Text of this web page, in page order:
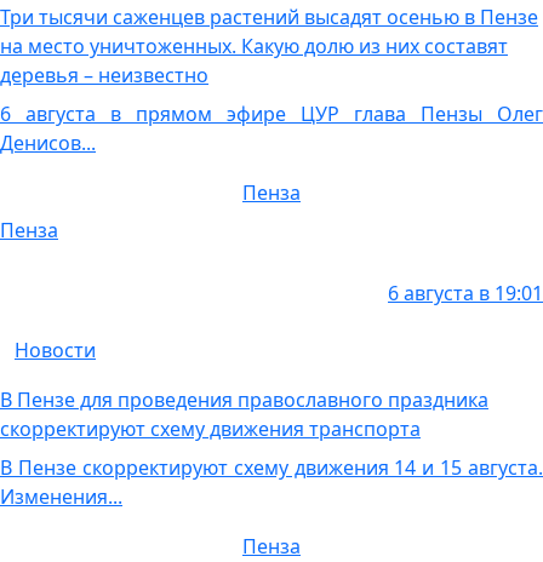
Три тысячи саженцев растений высадят осенью в Пензе
на место уничтоженных. Какую долю из них составят
деревья – неизвестно
6 августа в прямом эфире ЦУР глава Пензы Олег
Денисов...
Пенза
Пенза
6 августа в 19:01
Новости
В Пензе для проведения православного праздника
скорректируют схему движения транспорта
В Пензе скорректируют схему движения 14 и 15 августа.
Изменения...
Пенза